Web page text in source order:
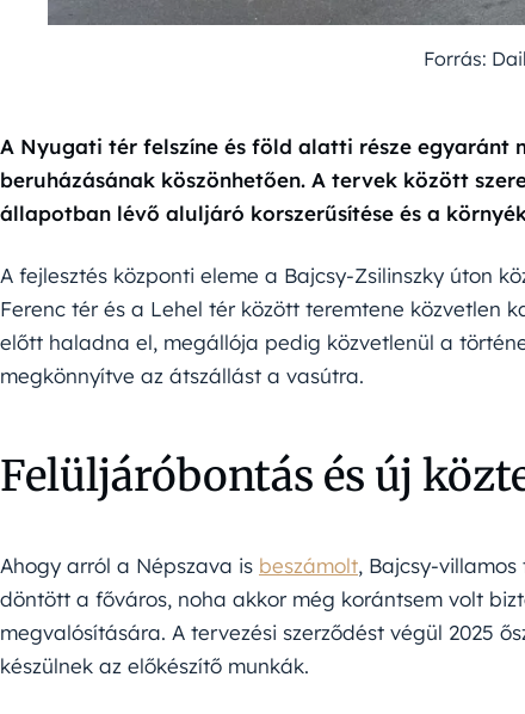
Forrás:
A Nyugati tér felszíne és föld alatti része
beruházásának köszönhetően. A tervek között
állapotban lévő aluljáró korszerűsítése és a
A fejlesztés központi eleme a Bajcsy-Zsilinszky úton
Ferenc tér és a Lehel tér között teremtene közvetlen
előtt haladna el, megállója pedig közvetlenül a
megkönnyítve az átszállást a vasútra.
Felüljáróbontás és új
Ahogy arról a Népszava is beszámolt, Bajcsy-
döntött a főváros, noha akkor még korántsem volt
megvalósítására. A tervezési szerződést végül 2025
készülnek az előkészítő munkák.